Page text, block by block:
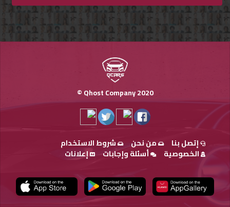
Qhost Company 2020 ©
إتصل بنا من نحن
شروط الاستخدام
الخصوصية
أسئلة وإجابات إعلانات